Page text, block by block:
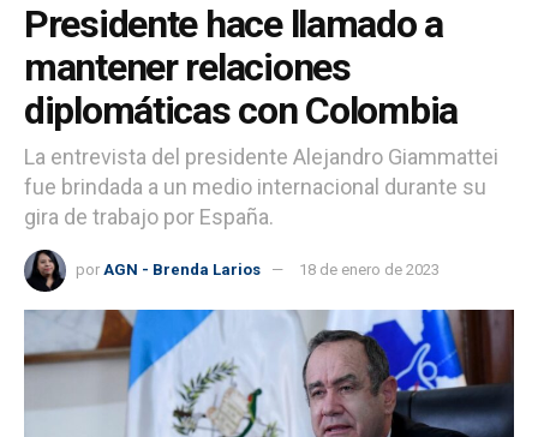
Presidente hace llamado a
mantener relaciones
diplomáticas con Colombia
La entrevista del presidente Alejandro Giammattei
fue brindada a un medio internacional durante su
gira de trabajo por España.
por AGN - Brenda Larios 18 de enero de 2023